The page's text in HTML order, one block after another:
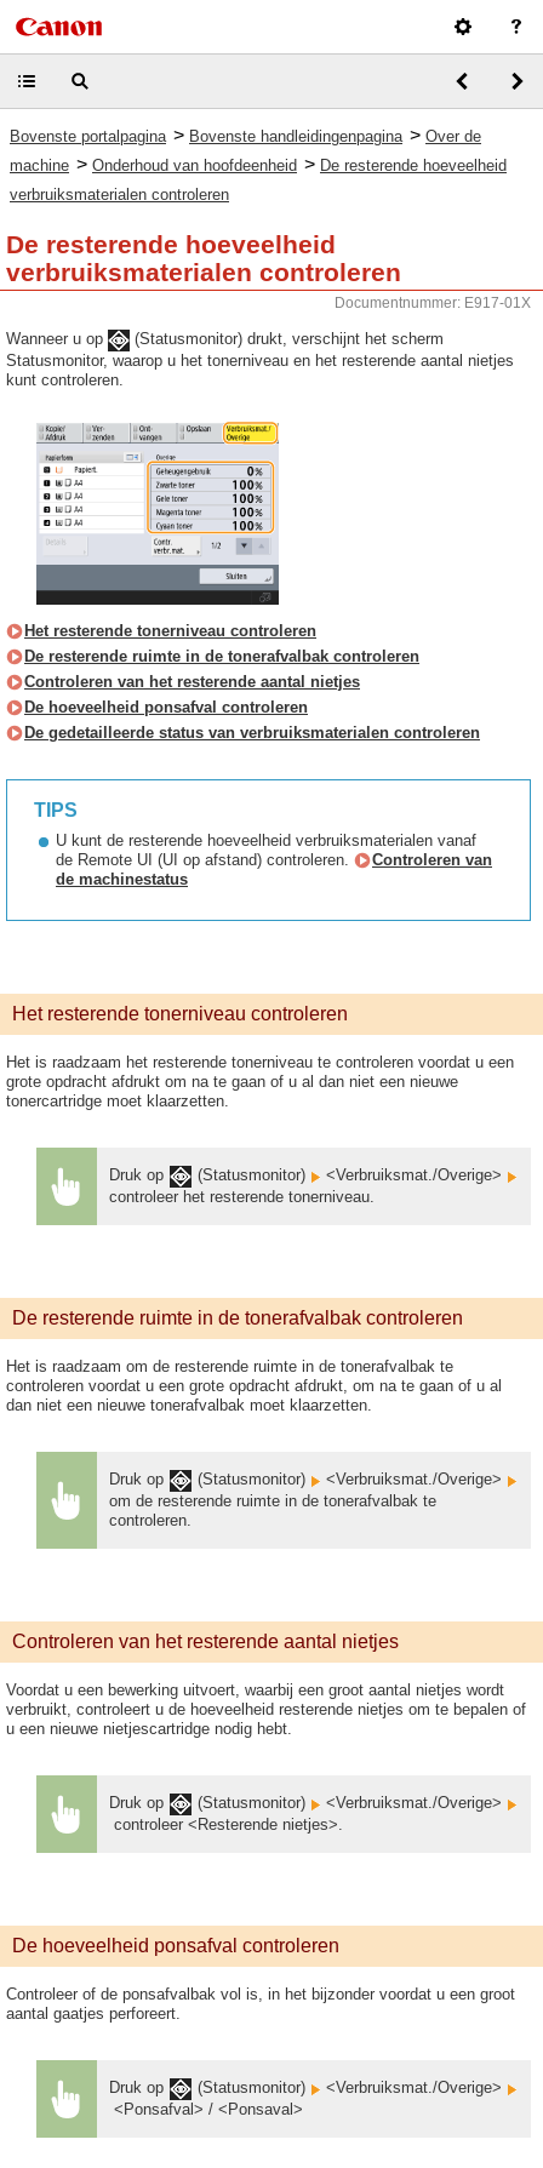
Bovenste portalpagina > Bovenste handleidingenpagina > Over de
machine > Onderhoud van hoofdeenheid > De resterende hoeveelheid
verbruiksmaterialen controleren
De resterende hoeveelheid
verbruiksmaterialen controleren
Documentnummer: E917-01X
Wanneer u op
(Statusmonitor) drukt, verschijnt het scherm
Statusmonitor, waarop u het tonerniveau en het resterende aantal nietjes
kunt controleren.
Het resterende tonerniveau controleren
De resterende ruimte in de tonerafvalbak controleren
Controleren van het resterende aantal nietjes
De hoeveelheid ponsafval controleren
De gedetailleerde status van verbruiksmaterialen controleren
TIPS
U kunt de resterende hoeveelheid verbruiksmaterialen vanaf
de Remote UI (UI op afstand) controleren.
Controleren van
de machinestatus
Het resterende tonerniveau controleren
Het is raadzaam het resterende tonerniveau te controleren voordat u een
grote opdracht afdrukt om na te gaan of u al dan niet een nieuwe
tonercartridge moet klaarzetten.
Druk op (Statusmonitor)
<Verbruiksmat./Overige>
controleer het resterende tonerniveau.
De resterende ruimte in de tonerafvalbak controleren
Het is raadzaam om de resterende ruimte in de tonerafvalbak te
controleren voordat u een grote opdracht afdrukt, om na te gaan of u al
dan niet een nieuwe tonerafvalbak moet klaarzetten.
Druk op (Statusmonitor)
<Verbruiksmat./Overige>
om de resterende ruimte in de tonerafvalbak te
controleren.
Controleren van het resterende aantal nietjes
Voordat u een bewerking uitvoert, waarbij een groot aantal nietjes wordt
verbruikt, controleert u de hoeveelheid resterende nietjes om te bepalen of
u een nieuwe nietjescartridge nodig hebt.
Druk op (Statusmonitor)
<Verbruiksmat./Overige>
controleer <Resterende nietjes>.
De hoeveelheid ponsafval controleren
Controleer of de ponsafvalbak vol is, in het bijzonder voordat u een groot
aantal gaatjes perforeert.
Druk op (Statusmonitor)
<Verbruiksmat./Overige>
<Ponsafval> / <Ponsaval>